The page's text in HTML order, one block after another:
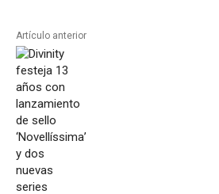
Artículo anterior